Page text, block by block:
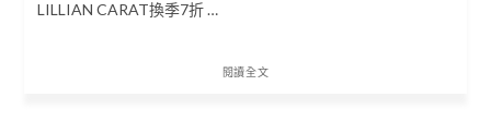
LILLIAN CARAT換季7折 …
閱讀全文